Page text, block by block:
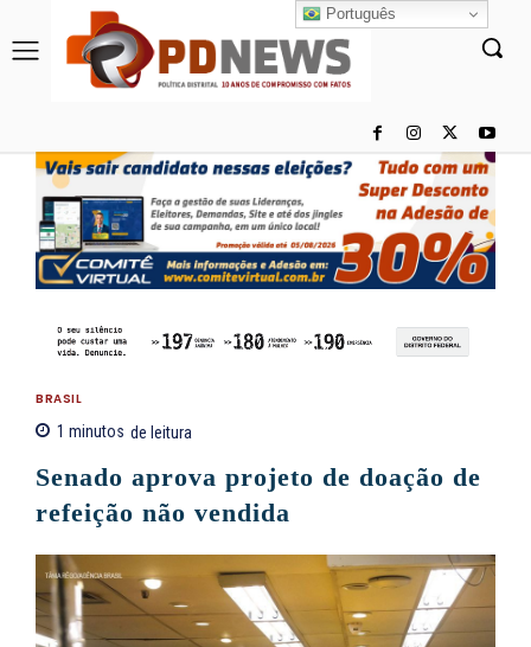
BRASIL
1 minutos de leitura
Senado aprova projeto de doação de
refeição não vendida
Português